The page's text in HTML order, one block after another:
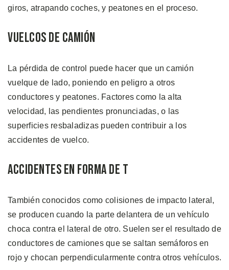
giros, atrapando coches, y peatones en el proceso.
Vuelcos de Camión
La pérdida de control puede hacer que un camión
vuelque de lado, poniendo en peligro a otros
conductores y peatones. Factores como la alta
velocidad, las pendientes pronunciadas, o las
superficies resbaladizas pueden contribuir a los
accidentes de vuelco.
Accidentes en Forma de T
También conocidos como colisiones de impacto lateral,
se producen cuando la parte delantera de un vehículo
choca contra el lateral de otro. Suelen ser el resultado de
conductores de camiones que se saltan semáforos en
rojo y chocan perpendicularmente contra otros vehículos.